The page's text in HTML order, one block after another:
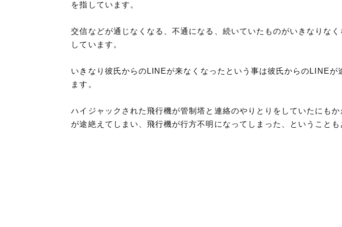
を指しています。
交信などが通じなくなる、不通になる、続いていたものがいきなりな
しています。
いきなり彼氏からのLINEが来なくなったという事は彼氏からのLINEが
ます。
ハイジャックされた飛行機が管制塔と連絡のやりとりをしていたにも
が途絶えてしまい、飛行機が行方不明になってしまった、ということも